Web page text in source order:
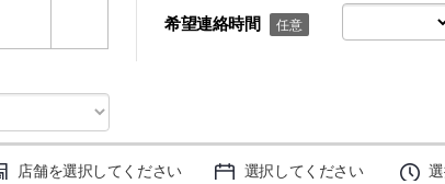
希望連絡時間 任意
店舗を選択してください 選択してください